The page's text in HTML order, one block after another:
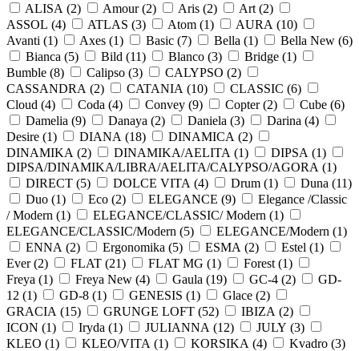
ALISA (2) Amour (2) Aris (2) Art (2)
ASSOL (4) ATLAS (3) Atom (1) AURA (10)
Avanti (1) Axes (1) Basic (7) Bella (1) Bella New (6)
Bianca (5) Bild (11) Blanco (3) Bridge (1)
Bumble (8) Calipso (3) CALYPSO (2)
CASSANDRA (2) CATANIA (10) CLASSIC (6)
Cloud (4) Coda (4) Convey (9) Copter (2) Cube (6)
Damelia (9) Danaya (2) Daniela (3) Darina (4)
Desire (1) DIANA (18) DINAMICA (2)
DINAMIKA (2) DINAMIKA/AELITA (1) DIPSA (1)
DIPSA/DINAMIKA/LIBRA/AELITA/CALYPSO/AGORA (1)
DIRECT (5) DOLCE VITA (4) Drum (1) Duna (11)
Duo (1) Eco (2) ELEGANCE (9)
Elegance /Classic
/ Modern (1) ELEGANCE/CLASSIC/ Modern (1)
ELEGANCE/CLASSIC/Modern (5) ELEGANCE/Modern (1)
ENNA (2) Ergonomika (5) ESMA (2) Estel (1)
Ever (2) FLAT (21) FLAT MG (1) Forest (1)
Freya (1) Freya New (4) Gaula (19) GC-4 (2)
GD-
12 (1) GD-8 (1) GENESIS (1) Glace (2)
GRACIA (15) GRUNGE LOFT (52) IBIZA (2)
ICON (1) Iryda (1) JULIANNA (12) JULY (3)
KLEO (1) KLEO/VITA (1) KORSIKA (4) Kvadro (3)